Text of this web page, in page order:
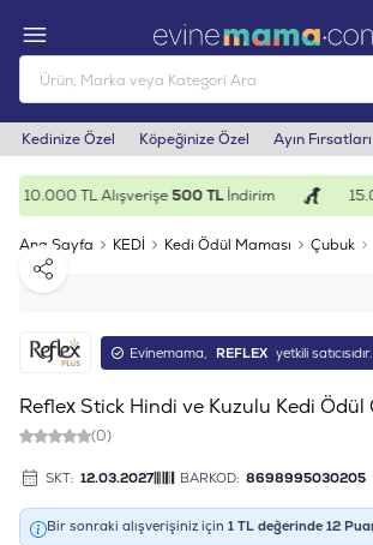
Kedinize Özel Köpeğinize Özel Ayın Fırsatları
10.000 TL Alışverişe500 TLİndirim
Ana Sayfa KEDİ Kedi Ödül Maması Çubuk
Paylaş
Evinemama, REFLEX yetkili satıcısıdır.
Reflex Stick Hindi ve Kuzulu Kedi
(0)
SKT: 12.03.2027 BARKOD: 8698995030205
Bir sonraki alışverişiniz için 1 TL değerinde 12